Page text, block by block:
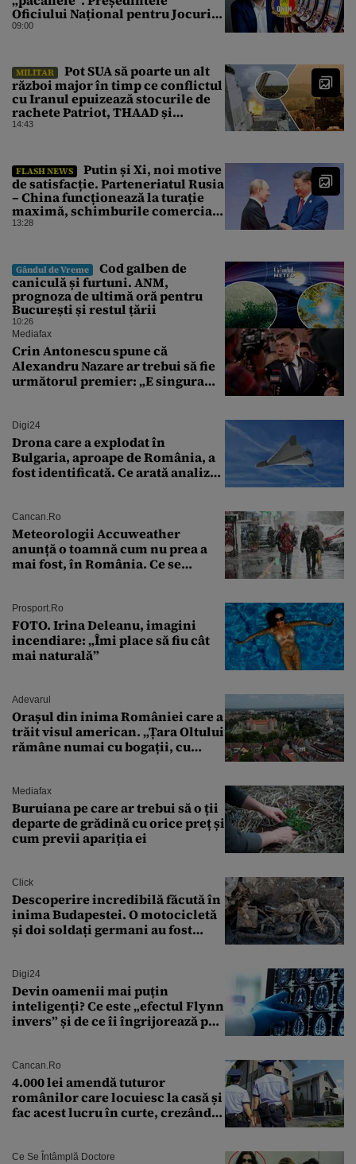
Oficiului Național pentru Jocuri
de Noroc propune o ordonanță de
unică
09:00
MILITAR
Pot SUA să poarte un alt
război major în timp ce conflictul
cu Iranul epuizează stocurile de
rachete Patriot, THAAD și
Tomahawk?
14:43
FLASH NEWS
Putin și Xi, noi motive
de satisfacție. Parteneriatul Rusia
– China funcționează la turație
maximă, schimburile comerciale
ating niveluri record
13:28
Gândul de Vreme
Cod galben de
caniculă și furtuni. ANM,
prognoza de ultimă oră pentru
București și restul țării
10:26
Mediafax
Crin Antonescu spune că
Alexandru Nazare ar trebui să fie
următorul premier: „E singura
Digi24
Drona care a explodat în
Bulgaria, aproape de România, a
fost identificată. Ce arată analiza
Cancan.ro
Meteorologii Accuweather
anunță o toamnă cum nu prea a
mai fost, în România. Ce se
București. Pe ce dată ninge
Prosport.ro
FOTO. Irina Deleanu, imagini
incendiare: „Îmi place să fiu cât
mai naturală”
Adevarul
Orașul din inima României care a
trăit visul american. „Țara Oltului
rămâne numai cu bogații, cu
Mediafax
Buruiana pe care ar trebui să o ții
departe de grădină cu orice preț și
cum previi apariția ei
Click
Descoperire incredibilă făcută în
inima Budapestei. O motocicletă
și doi soldați germani au fost
Digi24
Devin oamenii mai puțin
inteligenți? Ce este „efectul Flynn
invers” și de ce îi îngrijorează pe
Cancan.ro
4.000 lei amendă tuturor
românilor care locuiesc la casă și
fac acest lucru în curte, crezând
Ce Se Întâmplă Doctore